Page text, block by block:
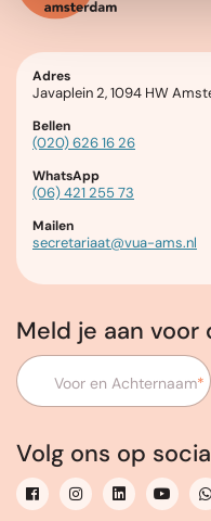
Adres
Javaplein 2, 1094 HW
Bellen
(020) 626 16 26
WhatsApp
(06) 421 255 73
Mailen
secretariaat@vua-ams.nl
Meld je aan
Voor en Achternaam*
Volg ons op